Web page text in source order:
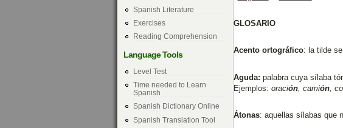
Spanish Literature
Exercises
Reading Comprehension
Language Tools
Level Test
Time needed to Learn
Spanish
Spanish Dictionary Online
Spanish Translation Tool
GLOSARIO
Acento ortográfico: la tilde
Aguda: palabra cuya sílaba
Ejemplos: oración , camión ,
Átonas: aquellas sílabas que